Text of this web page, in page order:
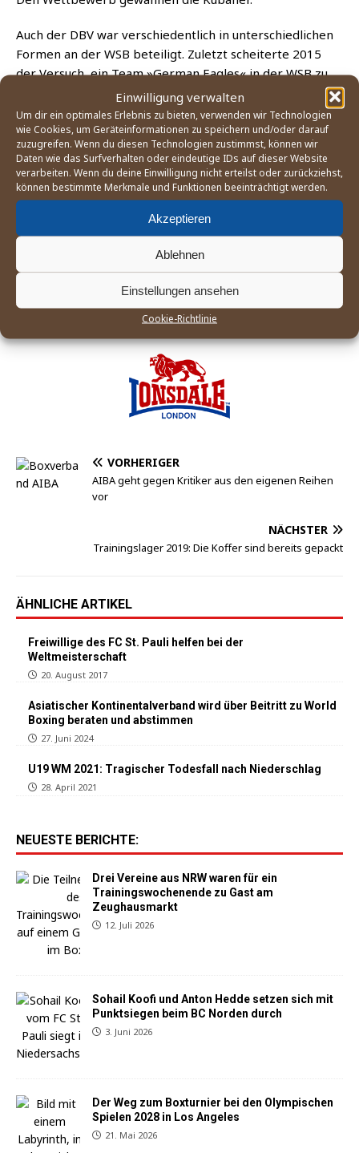
Einwilligung verwalten
Um dir ein optimales Erlebnis zu bieten, verwenden wir Technologien
wie Cookies, um Geräteinformationen zu speichern und/oder darauf
zuzugreifen. Wenn du diesen Technologien zustimmst, können wir
Daten wie das Surfverhalten oder eindeutige IDs auf dieser Website
verarbeiten. Wenn du deine Einwilligung nicht erteilst oder zurückziehst,
können bestimmte Merkmale und Funktionen beeinträchtigt werden.
Akzeptieren
Ablehnen
Einstellungen ansehen
Cookie-Richtlinie
Auch der DBV war ver­schie­dent­lich in unter­schied­li­chen
For­men an der WSB betei­ligt. Zuletzt schei­ter­te 2015
der Ver­such, ein Team »Ger­man Eagles« in der WSB zu
eta­blie­ren. Die Zusam­men­ar­beit zwi­schen dem Fran­
chise­neh­mer auf der einen und dem DBV und der AIBA
auf der ande­ren Sei­te schien konfliktbeladen.
Kuba gewann 2018 die 8. Sai­son der World Series of Boxing. Set­
zen sie den Schluss­trich unter das Wett­be­werbs­for­mat WSB?
WSB
DIE SPONSOREN DER BOXABTEILUNG DES FC
ST. PAULI:
VORHERIGER
AIBA geht gegen Kritiker aus den eigenen Reihen
vor
NÄCHSTER
Trainingslager 2019: Die Koffer sind bereits gepackt
ÄHNLICHE ARTIKEL
Freiwillige des FC St. Pauli helfen bei der
Weltmeisterschaft
20. August 2017
Asiatischer Kontinentalverband wird über Beitritt zu World
Boxing beraten und abstimmen
27. Juni 2024
U19 WM 2021: Tragischer Todesfall nach Niederschlag
28. April 2021
NEUESTE BERICHTE:
Drei Vereine aus NRW waren für ein
Trainingswochenende zu Gast am
Zeughausmarkt
12. Juli 2026
Sohail Koofi und Anton Hedde setzen sich mit
Punktsiegen beim BC Norden durch
3. Juni 2026
Der Weg zum Boxturnier bei den Olympischen
Spielen 2028 in Los Angeles
21. Mai 2026